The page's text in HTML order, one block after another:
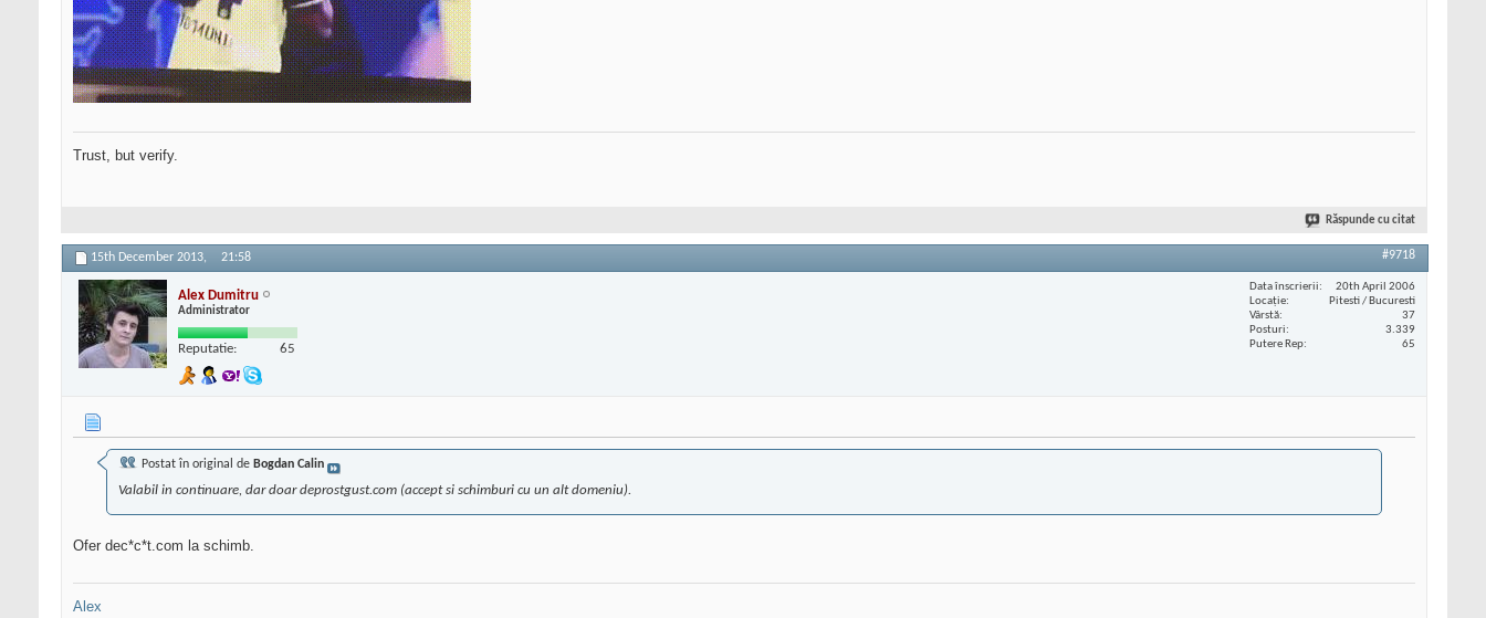
Trust, but verify.
Răspunde cu citat
15th December 2013, 21:58 #9718
Alex Dumitru
Administrator
Reputatie: 65
Data înscrierii
20th April 2006
Locaţie
Pitesti / Bucuresti
Vârstă
37
Posturi
3.339
Putere Rep
65
Postat în original de Bogdan Calin
Valabil in continuare, dar doar deprostgust.com (accept si schimburi cu un alt domeniu).
Ofer dec*c*t.com la schimb.
Alex